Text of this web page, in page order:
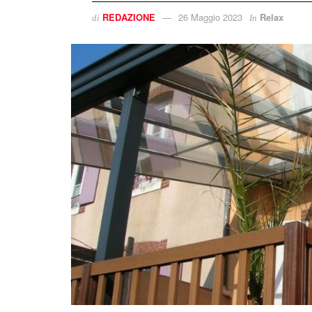
di REDAZIONE 26 Maggio 2023 In Relax